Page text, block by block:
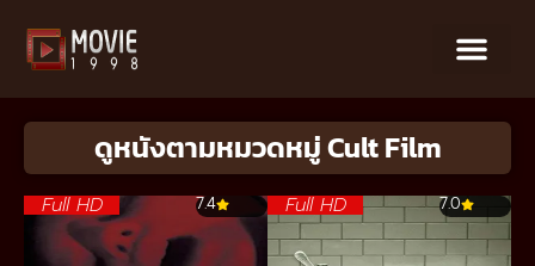
ดูหนังตามหมวดหมู่ Cult Film
Full HD 7.4 Full HD 7.0